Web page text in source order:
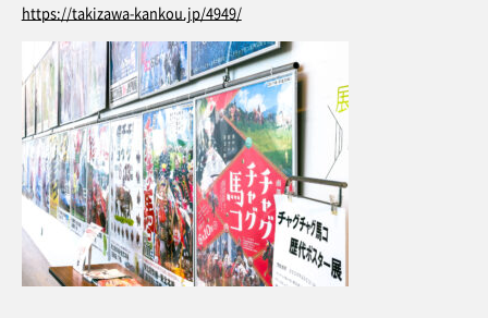
https://takizawa-kankou.jp/4949/